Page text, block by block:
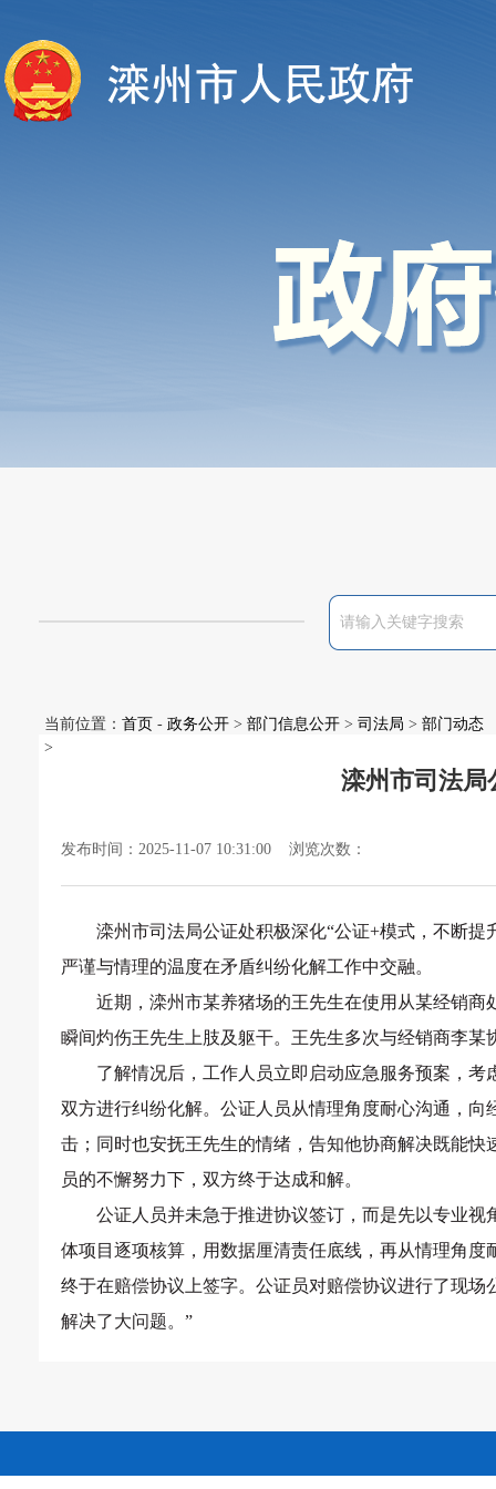
当前位置： 首页 - 政务公开 > 部门信息公开 > 司法局 > 部门动态
>
滦州市司法局
发布时间：2025-11-07 10:31:00 浏览次数：
滦州市司法局公证处积极深化“公证+模式，不断提
严谨与情理的温度在矛盾纠纷化解工作中交融。
近期， 滦州市某养猪场的王先生在使用从某经销
瞬间灼伤王先生上肢及躯干。王先生多次与经销商李
了解情况后，工作人员立即启动应急服务预案，
双方进行纠纷化解。公证人员从情理角度耐心沟通，向
击；同时也安抚王先生的情绪，告知他协商解决既能
员的不懈努力下，双方终于达成和解。
公证人员并未急于推进协议签订，而是先以专业
体项目逐项核算，用数据厘清责任底线，再从情理角
终于在赔偿协议上签字。公证员对赔偿协议进行了现
解决了大问题。”